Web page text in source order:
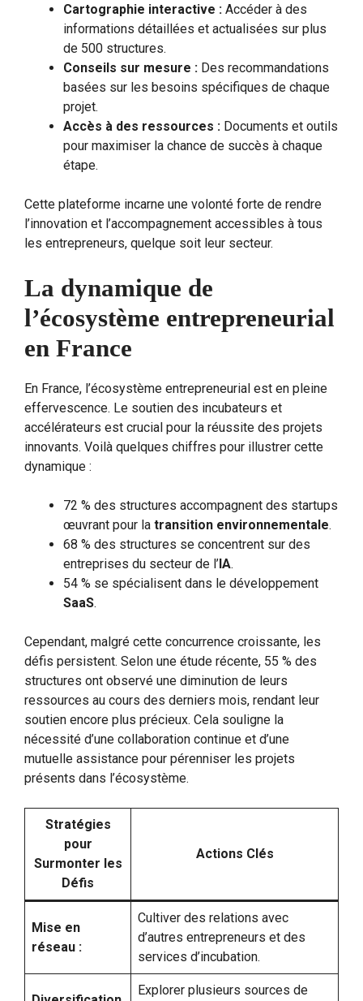
Cartographie interactive : Accéder à des
informations détaillées et actualisées sur plus
de 500 structures.
Conseils sur mesure : Des recommandations
basées sur les besoins spécifiques de chaque
projet.
Accès à des ressources : Documents et outils
pour maximiser la chance de succès à chaque
étape.
Cette plateforme incarne une volonté forte de rendre
l’innovation et l’accompagnement accessibles à tous
les entrepreneurs, quelque soit leur secteur.
La dynamique de
l’écosystème entrepreneurial
en France
En France, l’écosystème entrepreneurial est en pleine
effervescence. Le soutien des incubateurs et
accélérateurs est crucial pour la réussite des projets
innovants. Voilà quelques chiffres pour illustrer cette
dynamique :
72 % des structures accompagnent des startups
œuvrant pour la transition environnementale.
68 % des structures se concentrent sur des
entreprises du secteur de l’IA.
54 % se spécialisent dans le développement
SaaS.
Cependant, malgré cette concurrence croissante, les
défis persistent. Selon une étude récente, 55 % des
structures ont observé une diminution de leurs
ressources au cours des derniers mois, rendant leur
soutien encore plus précieux. Cela souligne la
nécessité d’une collaboration continue et d’une
mutuelle assistance pour pérenniser les projets
présents dans l’écosystème.
Stratégies
pour
Surmonter les
Défis
Actions Clés
Mise en
réseau :
Cultiver des relations avec
d’autres entrepreneurs et des
services d’incubation.
Explorer plusieurs sources de